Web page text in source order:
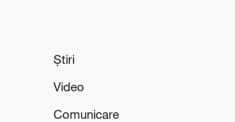
Știri
Video
Comunicare